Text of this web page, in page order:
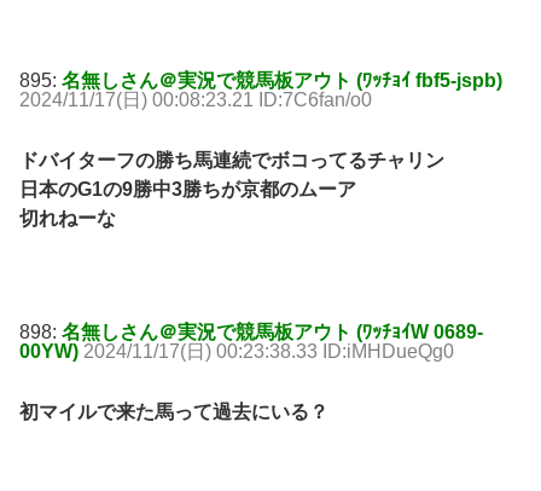
895: 名無しさん＠実況で競馬板アウト (ﾜｯﾁｮｲ fbf5-jspb)
2024/11/17(日) 00:08:23.21 ID:7C6fan/o0
ドバイターフの勝ち馬連続でボコってるチャリン
日本のG1の9勝中3勝ちが京都のムーア
切れねーな
898: 名無しさん＠実況で競馬板アウト (ﾜｯﾁｮｲW 0689-
00YW) 2024/11/17(日) 00:23:38.33 ID:iMHDueQg0
初マイルで来た馬って過去にいる？